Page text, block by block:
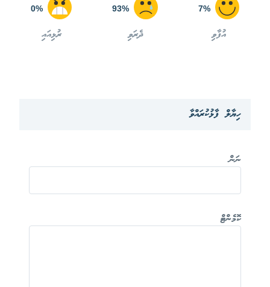
7%
އުފާވި
93%
ދެރަވި
0%
ރުޅިއައި
ހިޔާލް ފާޅުކުރައްވާ
ނަން
ކޮމެންޓް